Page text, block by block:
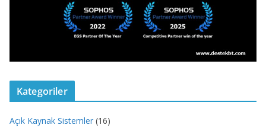
Kategoriler
Açık Kaynak Sistemler (16)